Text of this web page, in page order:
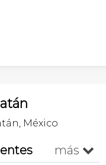
México
más 